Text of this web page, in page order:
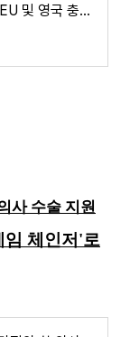
OLED iPad Pro, iPad Air EU 및 영국 충전기를 제공하지 않는다??
사 수술 지원
임 체인저'로